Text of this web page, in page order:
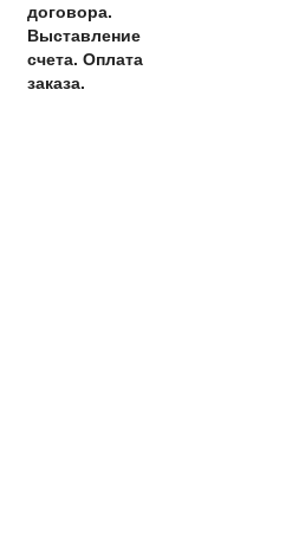
договора.
Выставление
счета. Оплата
заказа.